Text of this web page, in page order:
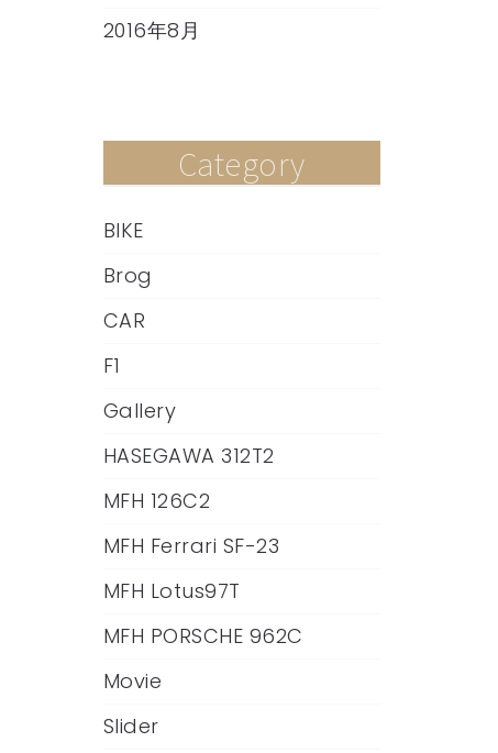
2016年8月
Category
BIKE
Brog
CAR
F1
Gallery
HASEGAWA 312T2
MFH 126C2
MFH Ferrari SF-23
MFH Lotus97T
MFH PORSCHE 962C
Movie
Slider